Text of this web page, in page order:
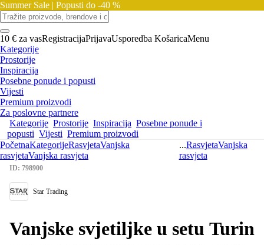
Summer Sale | Popusti do -40 %
10 € za vasRegistracijaPrijavaUsporedba KošaricaMenu
Kategorije
Prostorije
Inspiracija
Posebne ponude i popusti
Vijesti
Premium proizvodi
Za poslovne partnere
Kategorije Prostorije Inspiracija Posebne ponude i
popusti Vijesti Premium proizvodi
PočetnaKategorijeRasvjetaVanjska
rasvjetaVanjska rasvjeta
...RasvjetaVanjska
rasvjeta
ID: 798900
Star Trading
Vanjske svjetiljke u setu Turin